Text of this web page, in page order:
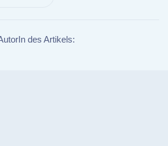
des Artikels: